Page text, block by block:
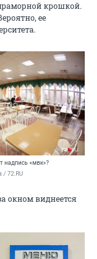
крошкой.
ее
надпись «мвк»?
/ 72.RU
окном виднеется